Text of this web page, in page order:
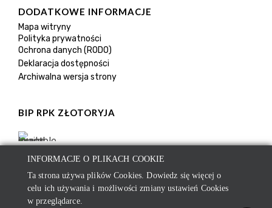
DODATKOWE INFORMACJE
Mapa witryny
Polityka prywatności
Ochrona danych (RODO)
Deklaracja dostępności
Archiwalna wersja strony
BIP RPK ZŁOTORYJA
INFORMACJE O PLIKACH COOKIE
Ta strona używa plików Cookies. Dowiedz się więcej o
celu ich używania i możliwości zmiany ustawień Cookies
w przeglądarce.